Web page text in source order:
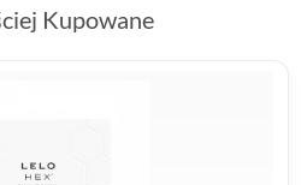
Kupowane